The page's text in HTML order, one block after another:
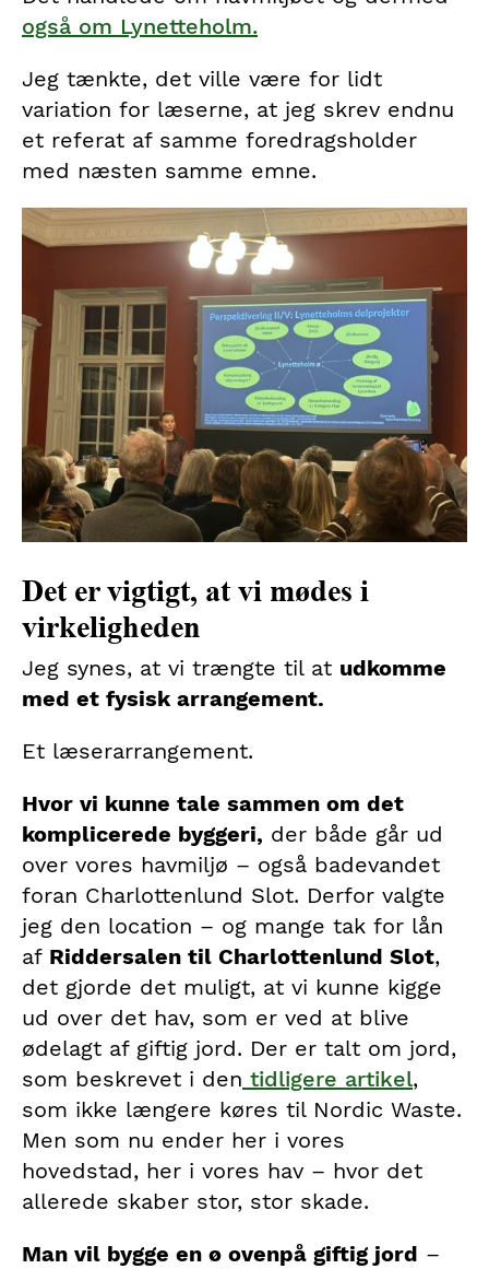
også om Lynetteholm.
Jeg tænkte, det ville være for lidt
variation for læserne, at jeg skrev endnu
et referat af samme foredragsholder
med næsten samme emne.
Det er vigtigt, at vi mødes i
virkeligheden
Jeg synes, at vi trængte til at udkomme
med et fysisk arrangement.
Et læserarrangement.
Hvor vi kunne tale sammen om det
komplicerede byggeri, der både går ud
over vores havmiljø – også badevandet
foran Charlottenlund Slot. Derfor valgte
jeg den location – og mange tak for lån
af Riddersalen til Charlottenlund Slot,
det gjorde det muligt, at vi kunne kigge
ud over det hav, som er ved at blive
ødelagt af giftig jord. Der er talt om jord,
som beskrevet i den tidligere artikel,
som ikke længere køres til Nordic Waste.
Men som nu ender her i vores
hovedstad, her i vores hav – hvor det
allerede skaber stor, stor skade.
Man vil bygge en ø ovenpå giftig jord –